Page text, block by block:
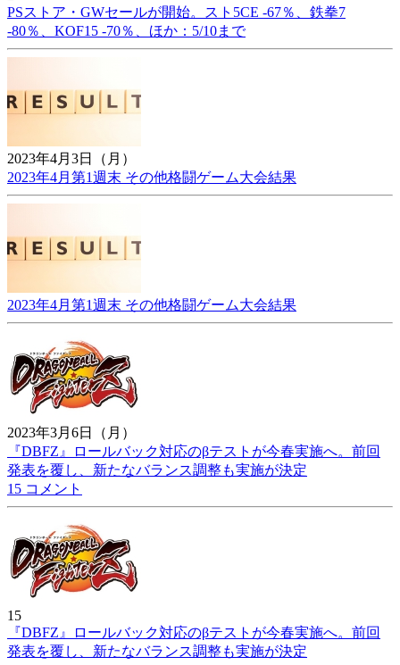
PSストア・GWセールが開始。スト5CE -67％、鉄拳7
-80％、KOF15 -70％、ほか：5/10まで
2023年4月3日（月）
2023年4月第1週末 その他格闘ゲーム大会結果
2023年4月第1週末 その他格闘ゲーム大会結果
2023年3月6日（月）
『DBFZ』ロールバック対応のβテストが今春実施へ。前回
発表を覆し、新たなバランス調整も実施が決定
15 コメント
15
『DBFZ』ロールバック対応のβテストが今春実施へ。前回
発表を覆し、新たなバランス調整も実施が決定